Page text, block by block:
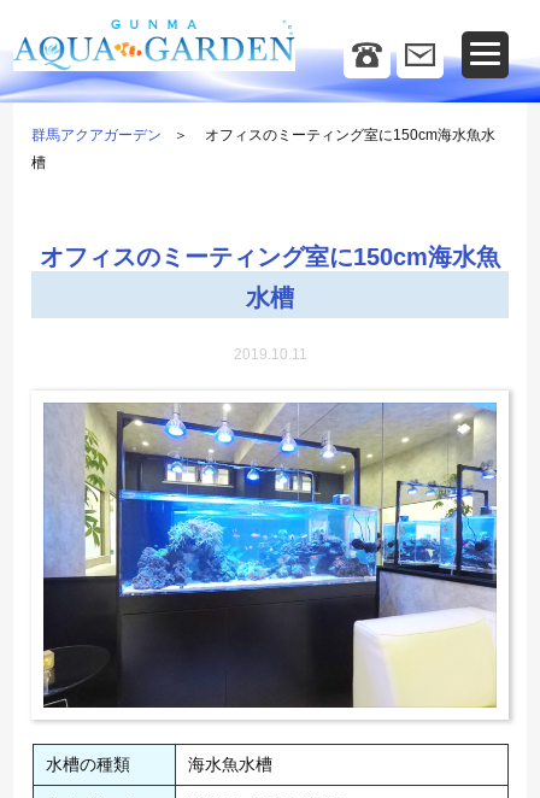
群馬アクアガーデン
オフィスのミーティング室に150cm海水魚水
槽
オフィスのミーティング室に150cm海水魚
水槽
2019.10.11
水槽の種類 海水魚水槽